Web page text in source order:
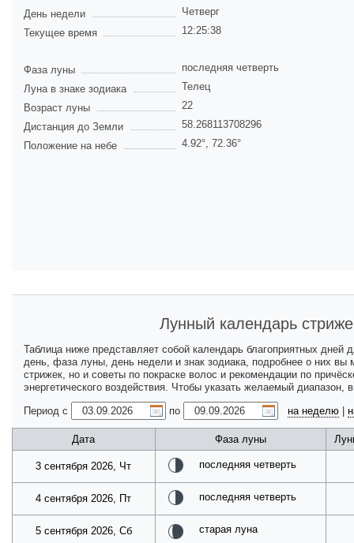
День недели
Четверг
Текущее время
12:25:38
Фаза луны
последняя четверть
Луна в знаке зодиака
Телец
Возраст луны
22
Дистанция до Земли
58.268113708296
Положение на небе
4.92°, 72.36°
Лунный календарь
Таблица ниже представляет собой календарь благоприятных
день, фаза луны, день недели и знак зодиака, подробнее о них вы
стрижек, но и советы по покраске волос и рекомендации по
энергетического воздействия. Чтобы указать желаемый
Период с
по на неделю
Дата Фаза луны
3 сентября 2026, Чт последняя четверть
4 сентября 2026, Пт последняя четверть
5 сентября 2026, Сб старая луна